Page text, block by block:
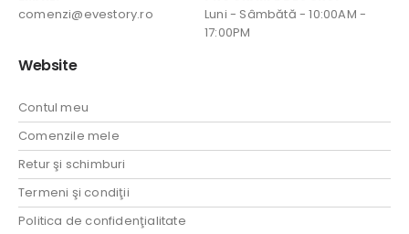
comenzi@evestory.ro
Luni - Sâmbătă - 10:00AM -
17:00PM
Website
Contul meu
Comenzile mele
Retur şi schimburi
Termeni şi condiţii
Politica de confidenţialitate